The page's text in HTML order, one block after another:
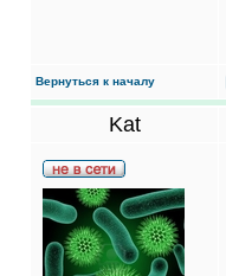
Вернуться к началу
Kat